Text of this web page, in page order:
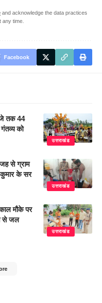
and acknowledge the data practices
any time.
Facebook
उत्तराखंड
तक 44
को
उत्तराखंड
से ग्राम
कुमार के सर
उत्तराखंड
मौके पर
से जल